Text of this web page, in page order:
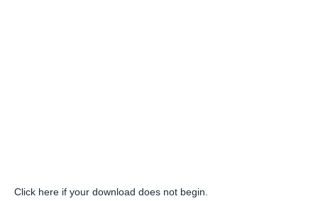
Click here if your download does not begin.